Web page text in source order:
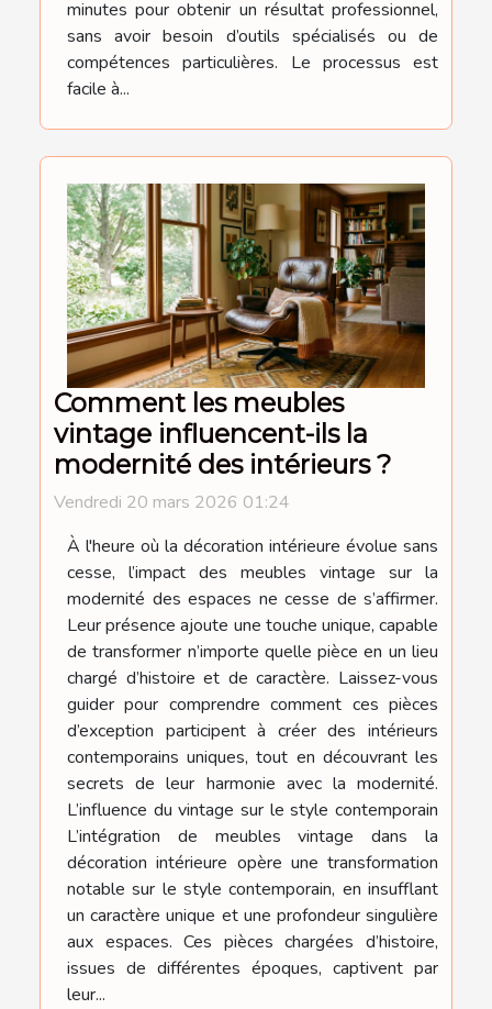
minutes pour obtenir un résultat professionnel,
sans avoir besoin d’outils spécialisés ou de
compétences particulières. Le processus est
facile à...
Comment les meubles
vintage influencent-ils la
modernité des intérieurs ?
Vendredi 20 mars 2026 01:24
À l'heure où la décoration intérieure évolue sans
cesse, l’impact des meubles vintage sur la
modernité des espaces ne cesse de s’affirmer.
Leur présence ajoute une touche unique, capable
de transformer n’importe quelle pièce en un lieu
chargé d’histoire et de caractère. Laissez-vous
guider pour comprendre comment ces pièces
d’exception participent à créer des intérieurs
contemporains uniques, tout en découvrant les
secrets de leur harmonie avec la modernité.
L’influence du vintage sur le style contemporain
L’intégration de meubles vintage dans la
décoration intérieure opère une transformation
notable sur le style contemporain, en insufflant
un caractère unique et une profondeur singulière
aux espaces. Ces pièces chargées d’histoire,
issues de différentes époques, captivent par
leur...